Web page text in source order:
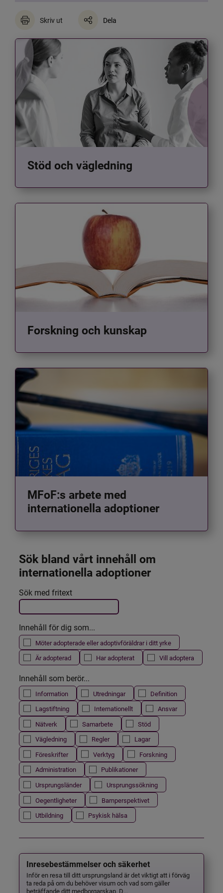
Skriv ut Dela
Stöd och vägledning
Forskning och kunskap
MFoF:s arbete med
internationella adoptioner
Sök bland vårt innehåll om
internationella adoptioner
Filtrera resultatet
Det här formuläret postas automatiskt
Sök med fritext
Innehåll för dig som...
Möter adopterade eller adoptivföräldrar i ditt yrke
Är adopterad
Har adopterat Vill adoptera
Innehåll som berör...
Information Utredningar
Definition
Lagstiftning
Internationellt
Ansvar
Nätverk
Samarbete
Stöd
Vägledning
Regler
Lagar
Föreskrifter
Verktyg
Forskning
Administration
Publikationer
Ursprungsländer
Ursprungssökning
Oegentligheter
Barnperspektivet
Utbildning
Psykisk hälsa
Inresebestämmelser och säkerhet
Inför en resa till ditt ursprungsland är det viktigt att i förväg
ta reda på om du behöver visum och vad som gäller
beträffande ditt medborgarskap. D...